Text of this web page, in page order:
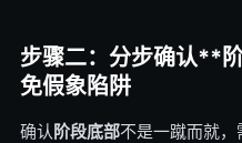
步骤二：分步确认**
免假象陷阱
确认阶段底部不是一蹴而就